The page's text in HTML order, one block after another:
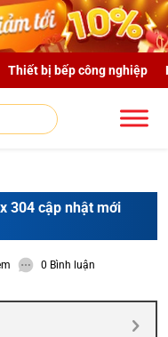
Thiết bị bếp công nghiệp
304 cập nhật mới
0 Bình luận